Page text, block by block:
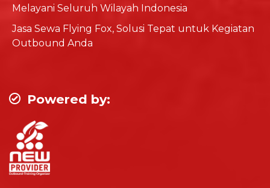
Melayani Seluruh Wilayah Indonesia
Jasa Sewa Flying Fox, Solusi Tepat untuk Kegiatan
Outbound Anda
Powered by: